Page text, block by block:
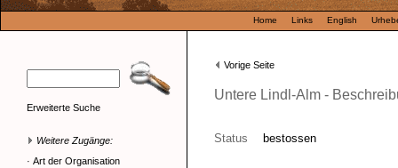
Home Links English
Erweiterte Suche
Weitere Zugänge:
· Art der Organisation
Vorige Seite
Untere Lindl-Alm -
Status bestossen